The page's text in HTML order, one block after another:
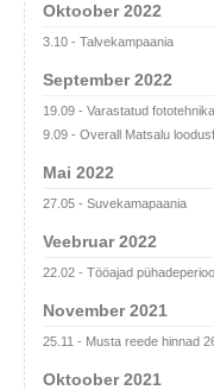
Oktoober 2022
3.10 - Talvekampaania
September 2022
19.09 - Varastatud fototehnika
9.09 - Overall Matsalu
Mai 2022
27.05 - Suvekamapaania
Veebruar 2022
22.02 - Tööajad
November 2021
25.11 - Musta reede hinnad
Oktoober 2021